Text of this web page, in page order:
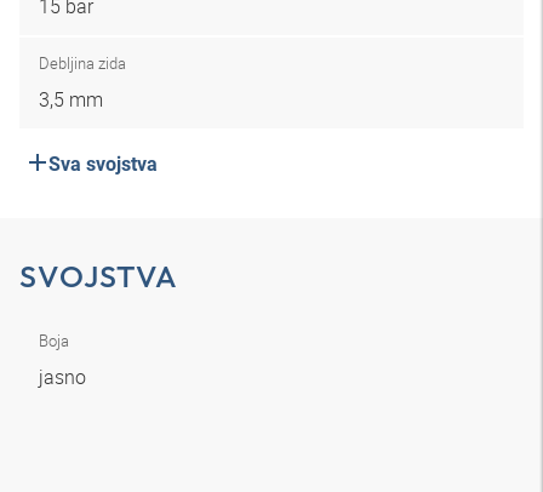
15 bar
Debljina zida
3,5 mm
Sva svojstva
SVOJSTVA
Boja
jasno